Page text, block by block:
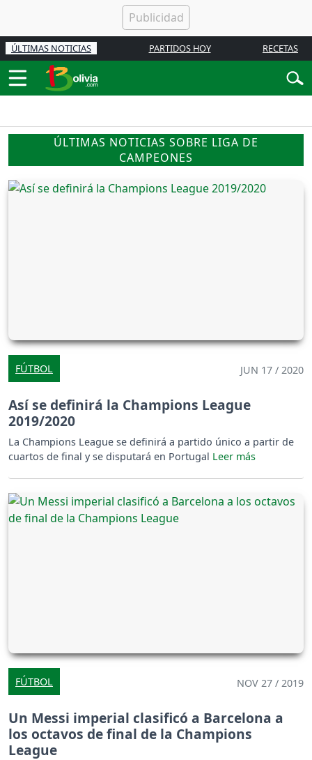
ÚLTIMAS NOTICIAS PARTIDOS HOY RECETAS
ÚLTIMAS NOTICIAS SOBRE LIGA DE
CAMPEONES
FÚTBOL JUN 17 / 2020
Así se definirá la Champions League
2019/2020
La Champions League se definirá a partido único a partir de
cuartos de final y se disputará en Portugal
FÚTBOL NOV 27 / 2019
Un Messi imperial clasificó a Barcelona a
los octavos de final de la Champions
League